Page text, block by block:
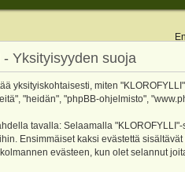
Yksityisyyden suoja
yksityiskohtaisesti, miten
"heidän", "phpBB-ohjelmisto",
tavalla: Selaamalla
Ensimmäiset kaksi evästettä
evästeen, kun olet selannut